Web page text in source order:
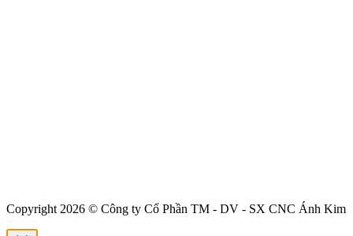
Copyright 2026 © Công ty Cổ Phần TM - DV - SX CNC Ánh Kim